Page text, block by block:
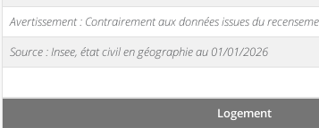
Avertissement : Contrairement aux données issues du
Source : Insee, état civil en géographie au 01/01/2026
Logement